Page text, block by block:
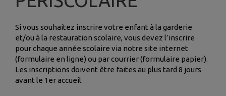
Si vous souhaitez inscrire votre enfant à la garderie
et/ou à la restauration scolaire, vous devez l’inscrire
pour chaque année scolaire via notre site internet
(formulaire en ligne) ou par courrier (formulaire papier).
Les inscriptions doivent être faites au plus tard 8 jours
avant le 1er accueil.